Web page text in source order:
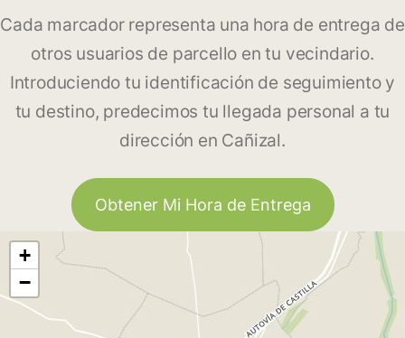
Cada marcador representa una hora de entrega de
otros usuarios de parcello en tu vecindario.
Introduciendo tu identificación de seguimiento y
tu destino, predecimos tu llegada personal a tu
dirección en Cañizal.
Obtener Mi Hora de Entrega
+
−